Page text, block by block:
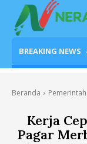
BREAKING NEWS
Beranda Pemerintah
Kerja
Pagar